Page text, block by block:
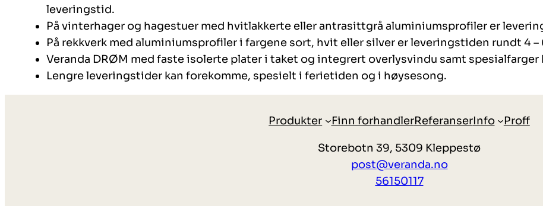
leveringstid.
På vinterhager og hagestuer med hvitlakkerte eller antrasittgrå aluminiumsprofiler er
På rekkverk med aluminiumsprofiler i fargene sort, hvit eller silver er leveringstiden rundt 4 –
Veranda DRØM med faste isolerte plater i taket og integrert overlysvindu samt spesialfarger
Lengre leveringstider kan forekomme, spesielt i ferietiden og i høysesong.
Produkter Finn forhandlerReferanserInfo Proff
Storebotn 39, 5309 Kleppestø
post@veranda.no
56150117